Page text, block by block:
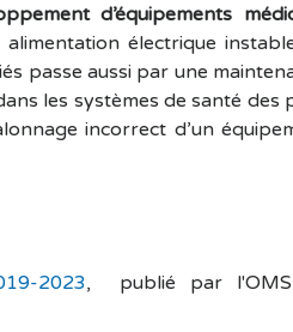
d’équipements
électrique
passe aussi par une
les systèmes de santé des
incorrect d’un
2023, publié par